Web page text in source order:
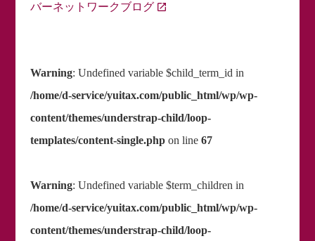
バーネットワークブログ
Warning: Undefined variable $child_term_id in
/home/d-service/yuitax.com/public_html/wp/wp-
content/themes/understrap-child/loop-
templates/content-single.phpon line 67
Warning: Undefined variable $term_children in
/home/d-service/yuitax.com/public_html/wp/wp-
content/themes/understrap-child/loop-